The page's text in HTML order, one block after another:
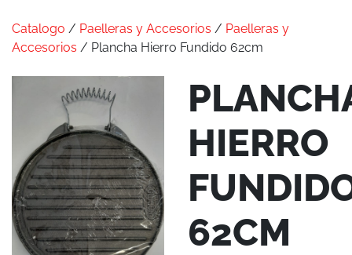
Catalogo / Paelleras y Accesorios / Paelleras y
Accesorios / Plancha Hierro Fundido 62cm
HIERRO
62CM